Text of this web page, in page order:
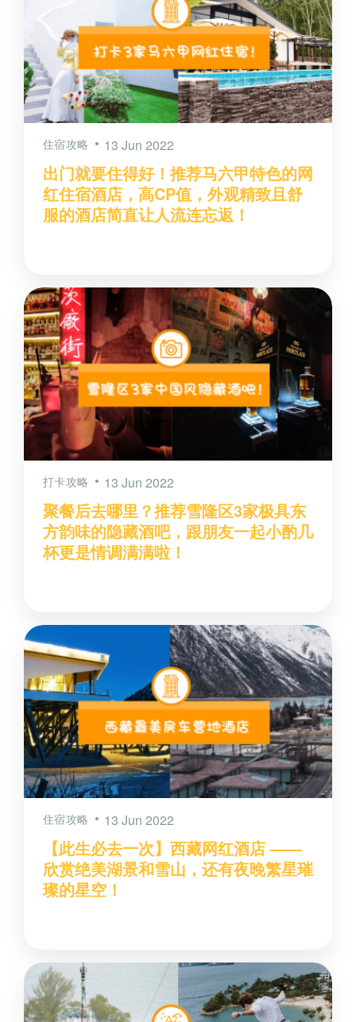
住宿攻略 13 Jun 2022
出门就要住得好！推荐马六甲特色的网
红住宿酒店，高CP值，外观精致且舒
服的酒店简直让人流连忘返！
打卡攻略 13 Jun 2022
聚餐后去哪里？推荐雪隆区3家极具东
方韵味的隐藏酒吧，跟朋友一起小酌几
杯更是情调满满啦！
住宿攻略 13 Jun 2022
【此生必去一次】西藏网红酒店 ——
欣赏绝美湖景和雪山，还有夜晚繁星璀
璨的星空！